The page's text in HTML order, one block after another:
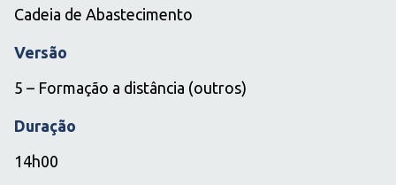
Cadeia de Abastecimento
Versão
5 – Formação a distância (outros)
Duração
14h00